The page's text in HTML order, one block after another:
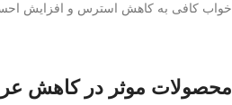
خواب کافی به کاهش استرس و افزایش
محصولات موثر در کاهش